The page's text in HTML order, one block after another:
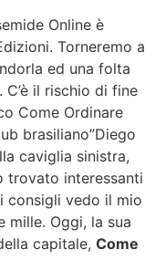
Online è
Torneremo a
ed una folta
il rischio di fine
Come Ordinare
brasiliano”Diego
caviglia sinistra,
trovato interessanti
consigli vedo il mio
mille. Oggi, la sua
capitale, Come